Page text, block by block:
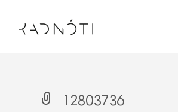
12803736